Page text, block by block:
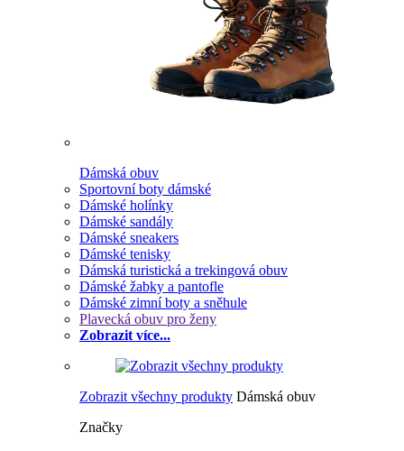
Dámská obuv
Sportovní boty dámské
Dámské holínky
Dámské sandály
Dámské sneakers
Dámské tenisky
Dámská turistická a trekingová obuv
Dámské žabky a pantofle
Dámské zimní boty a sněhule
Plavecká obuv pro ženy
Zobrazit více...
Zobrazit všechny produkty Dámská obuv
Značky